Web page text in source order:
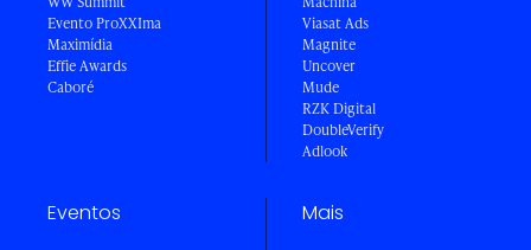
Evento ProXXIma
Maximídia
Effie Awards
Caboré
Viasat Ads
Magnite
Uncover
Mude
RZK Digital
DoubleVerify
Adlook
Eventos Mais